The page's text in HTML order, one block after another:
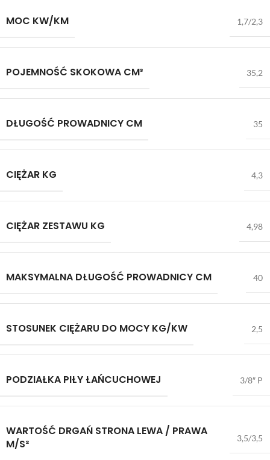
MOC KW/KM 1,7/2,3
POJEMNOŚĆ SKOKOWA CM³ 35,2
DŁUGOŚĆ PROWADNICY CM 35
CIĘŻAR KG 4,3
CIĘŻAR ZESTAWU KG 4,98
MAKSYMALNA DŁUGOŚĆ PROWADNICY CM 40
STOSUNEK CIĘŻARU DO MOCY KG/KW 2,5
PODZIAŁKA PIŁY ŁAŃCUCHOWEJ 3/8″ P
WARTOŚĆ DRGAŃ STRONA LEWA / PRAWA
M/S²
3,5/3,5